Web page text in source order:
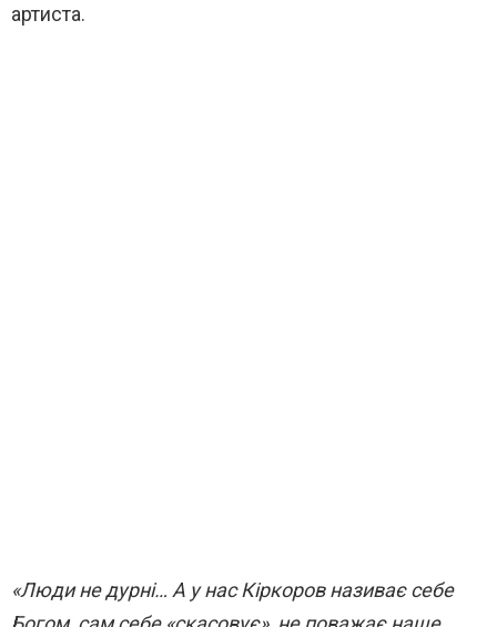
артиста.
«Люди не дурні… А у нас Кіркоров називає себе